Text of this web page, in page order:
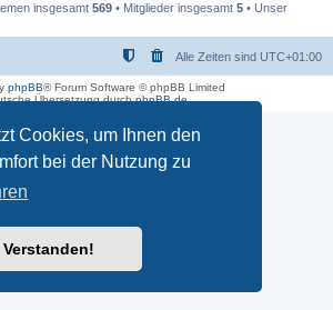
Cookies, um Ihnen den
bei der Nutzung zu
Verstanden!
insgesamt 569 • Mitglieder insgesamt 5 • Unser
Alle Zeiten sind UTC+01:00
phpBB® Forum Software © phpBB Limited
Übersetzung durchphpBB.de